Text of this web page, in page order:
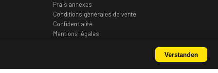
Frais annexes
Conditions générales de vente
Confidentialité
Mentions légales
Verstanden